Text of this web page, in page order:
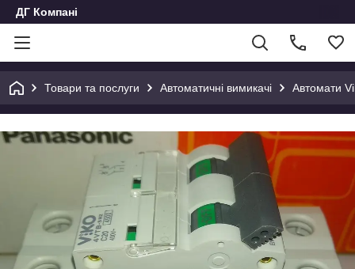
ДГ Компані
Товари та послуги Автоматичні вимикачі Автомати